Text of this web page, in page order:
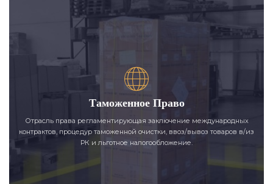
Таможенное Право
Отрасль права регламентирующая заключение международных
контрактов, процедур таможенной очистки, ввоз/вывоз товаров в/из
РК и льготное налогообложение.